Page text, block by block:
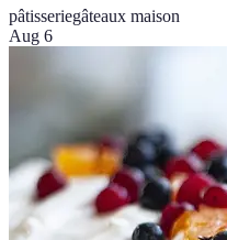
pâtisseriegâteaux maison
Aug 6